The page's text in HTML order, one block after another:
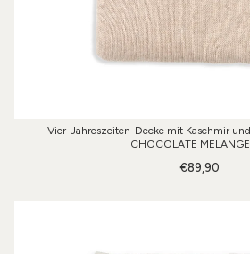
Vier-Jahreszeiten-Decke mit Kaschmir
CHOCOLATE
€89,90